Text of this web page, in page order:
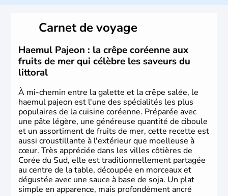
christianisme et le bouddhisme en sont les deux
principales religions. Ce pays partage sa culture avec la
Corée du Nord. Les Jeux Olympiques s’y sont déroulés en
1988, de même que la Coupe du Monde de football en
2002, en collaboration avec le Japon.
Carnet de voyage
Haemul Pajeon : la crêpe coréenne aux
fruits de mer qui célèbre les saveurs du
littoral
À mi-chemin entre la galette et la crêpe salée, le
haemul pajeon est l'une des spécialités les plus
populaires de la cuisine coréenne. Préparée avec
une pâte légère, une généreuse quantité de ciboule
et un assortiment de fruits de mer, cette recette est
aussi croustillante à l'extérieur que moelleuse à
cœur. Très appréciée dans les villes côtières de
Corée du Sud, elle est traditionnellement partagée
au centre de la table, découpée en morceaux et
dégustée avec une sauce à base de soja. Un plat
simple en apparence, mais profondément ancré